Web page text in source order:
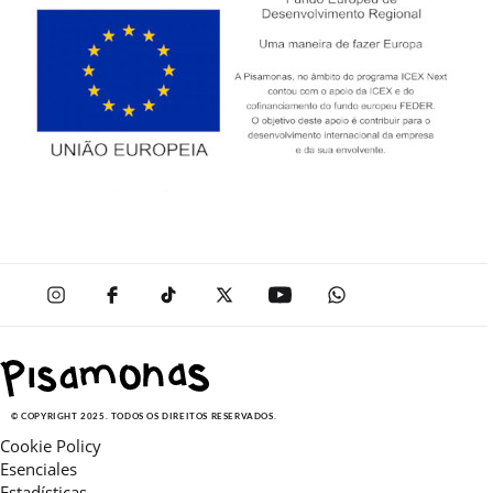
© COPYRIGHT 2025. TODOS OS DIREITOS RESERVADOS.
Cookie Policy
Esenciales